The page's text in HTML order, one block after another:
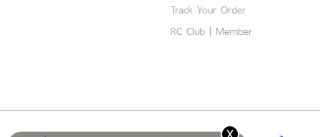
Track Your Order
RC Club | Member